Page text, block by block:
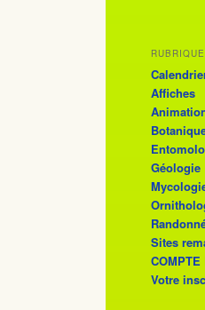
Affiches
Géologie
Sites
COMPTE
Votre